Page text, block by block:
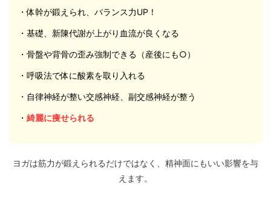
・体幹が鍛えられ、バランス力UP！
・基礎、新陳代謝が上がり血流が良くなる
・骨盤や背骨の歪み強制できる（産後にも○）
・呼吸法で体に酸素を取り入れる
・自律神経が整い交感神経、副交感神経が整う
・ 綺麗に痩せられる
ヨガは筋力が鍛えられるだけではなく、精神面にもいい影響を与
えます。